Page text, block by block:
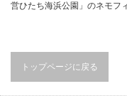
営ひたち海浜公園」のネモフ
トップページに戻る